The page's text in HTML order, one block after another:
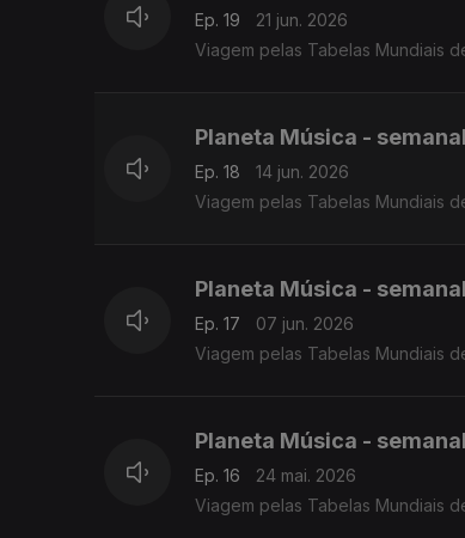
Ep. 19
21 jun. 2026
Viagem pelas Tabelas Mundiais
Planeta Música - semanal
Ep. 18
14 jun. 2026
Viagem pelas Tabelas Mundiais
Planeta Música - semanal
Ep. 17
07 jun. 2026
Viagem pelas Tabelas Mundiais
Planeta Música - semanal
Ep. 16
24 mai. 2026
Viagem pelas Tabelas Mundiais